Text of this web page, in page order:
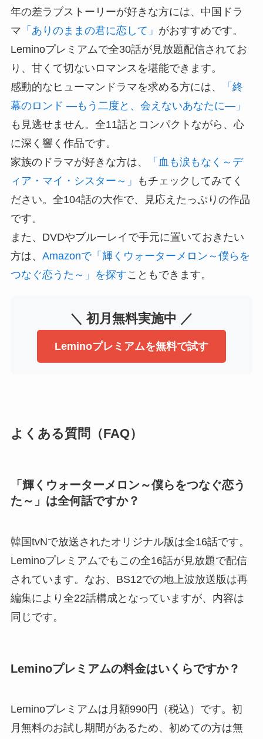
年の差ラブストーリーが好きな方には、中国ドラ
マ 「ありのままの君に恋して」 がおすすめです。
Leminoプレミアムで全30話が見放題配信されてお
り、甘くて切ないロマンスを堪能できます。
感動的なヒューマンドラマを求める方には、
「終
幕のロンド ―もう二度と、会えないあなたに―」
も見逃せません。全11話とコンパクトながら、心
に深く響く作品です。
家族のドラマが好きな方は、
「血も涙もなく～デ
ィア・マイ・シスター～」
もチェックしてみてく
ださい。全104話の大作で、見応えたっぷりの作品
です。
また、DVDやブルーレイで手元に置いておきたい
方は、 Amazonで「輝くウォーターメロン～僕らを
つなぐ恋うた～」を探すこともできます。
＼ 初月無料実施中 ／
Leminoプレミアムを無料で試す
よくある質問（FAQ）
「輝くウォーターメロン～僕らをつなぐ恋う
た～」は全何話ですか？
韓国tvNで放送されたオリジナル版は全16話です。
Leminoプレミアムでもこの全16話が見放題で配信
されています。なお、BS12での地上波放送版は再
編集により全22話構成となっていますが、内容は
同じです。
Leminoプレミアムの料金はいくらですか？
Leminoプレミアムは月額990円（税込）です。初
月無料のお試し期間があるため、初めての方は無